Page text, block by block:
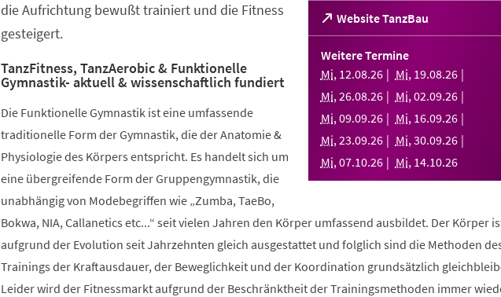
Website TanzBau
(Öffnet
in
einem
neuen
Tab)
Weitere Termine
Mi, 12.08.26 Mi, 19.08.26
Mi,26.08.26 Mi,02.09.26
Mi,09.09.26 Mi, 16.09.26
Mi,23.09.26 Mi,30.09.26
Mi,07.10.26 Mi, 14.10.26
die Aufrichtung bewußt trainiert und die Fitness
gesteigert.
TanzFitness, TanzAerobic & Funktionelle
Gymnastik- aktuell & wissenschaftlich fundiert
Die Funktionelle Gymnastik ist eine umfassende
traditionelle Form der Gymnastik, die der Anatomie &
Physiologie des Körpers entspricht. Es handelt sich um
eine übergreifende Form der Gruppengymnastik, die
unabhängig von Modebegriffen wie „Zumba, TaeBo,
Bokwa, NIA, Callanetics etc...“ seit vielen Jahren den Körper umfassend ausbildet. Der Körper
aufgrund der Evolution seit Jahrzehnten gleich ausgestattet und folglich sind die Methoden
Trainings der Kraftausdauer, der Beweglichkeit und der Koordination grundsätzlich
Leider wird der Fitnessmarkt aufgrund der Beschränktheit der Trainingsmethoden immer